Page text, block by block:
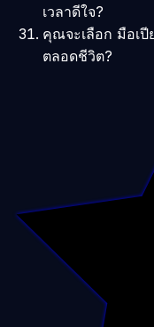
เวลาดีใจ?
คุณจะเลือก มือเปี
ตลอดชีวิต?